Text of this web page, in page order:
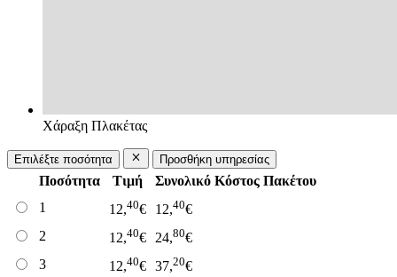
Χάραξη Πλακέτας
Επιλέξτε ποσότητα Προσθήκη υπηρεσίας
Ποσότητα Τιμή
Συνολικό Κόστος Πακέτου
1
12,40€ 12,40€
2
12,40€ 24,80€
3
12,40€ 37,20€